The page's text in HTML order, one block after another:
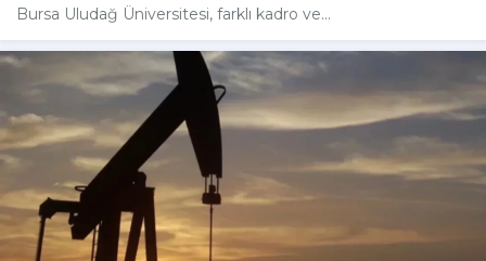
Bursa Uludağ Üniversitesi, farklı kadro ve...